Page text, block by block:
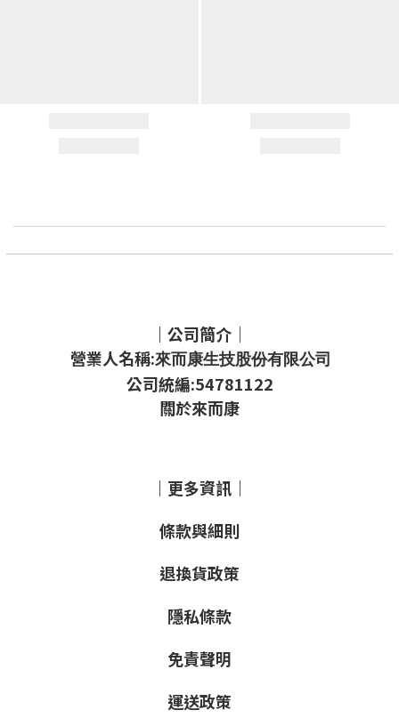
｜公司簡介｜
營業人名稱:來而康生技股份有限公司
公司統編:54781122
關於來而康
｜更多資訊｜
條款與細則
退換貨政策
隱私條款
免責聲明
運送政策